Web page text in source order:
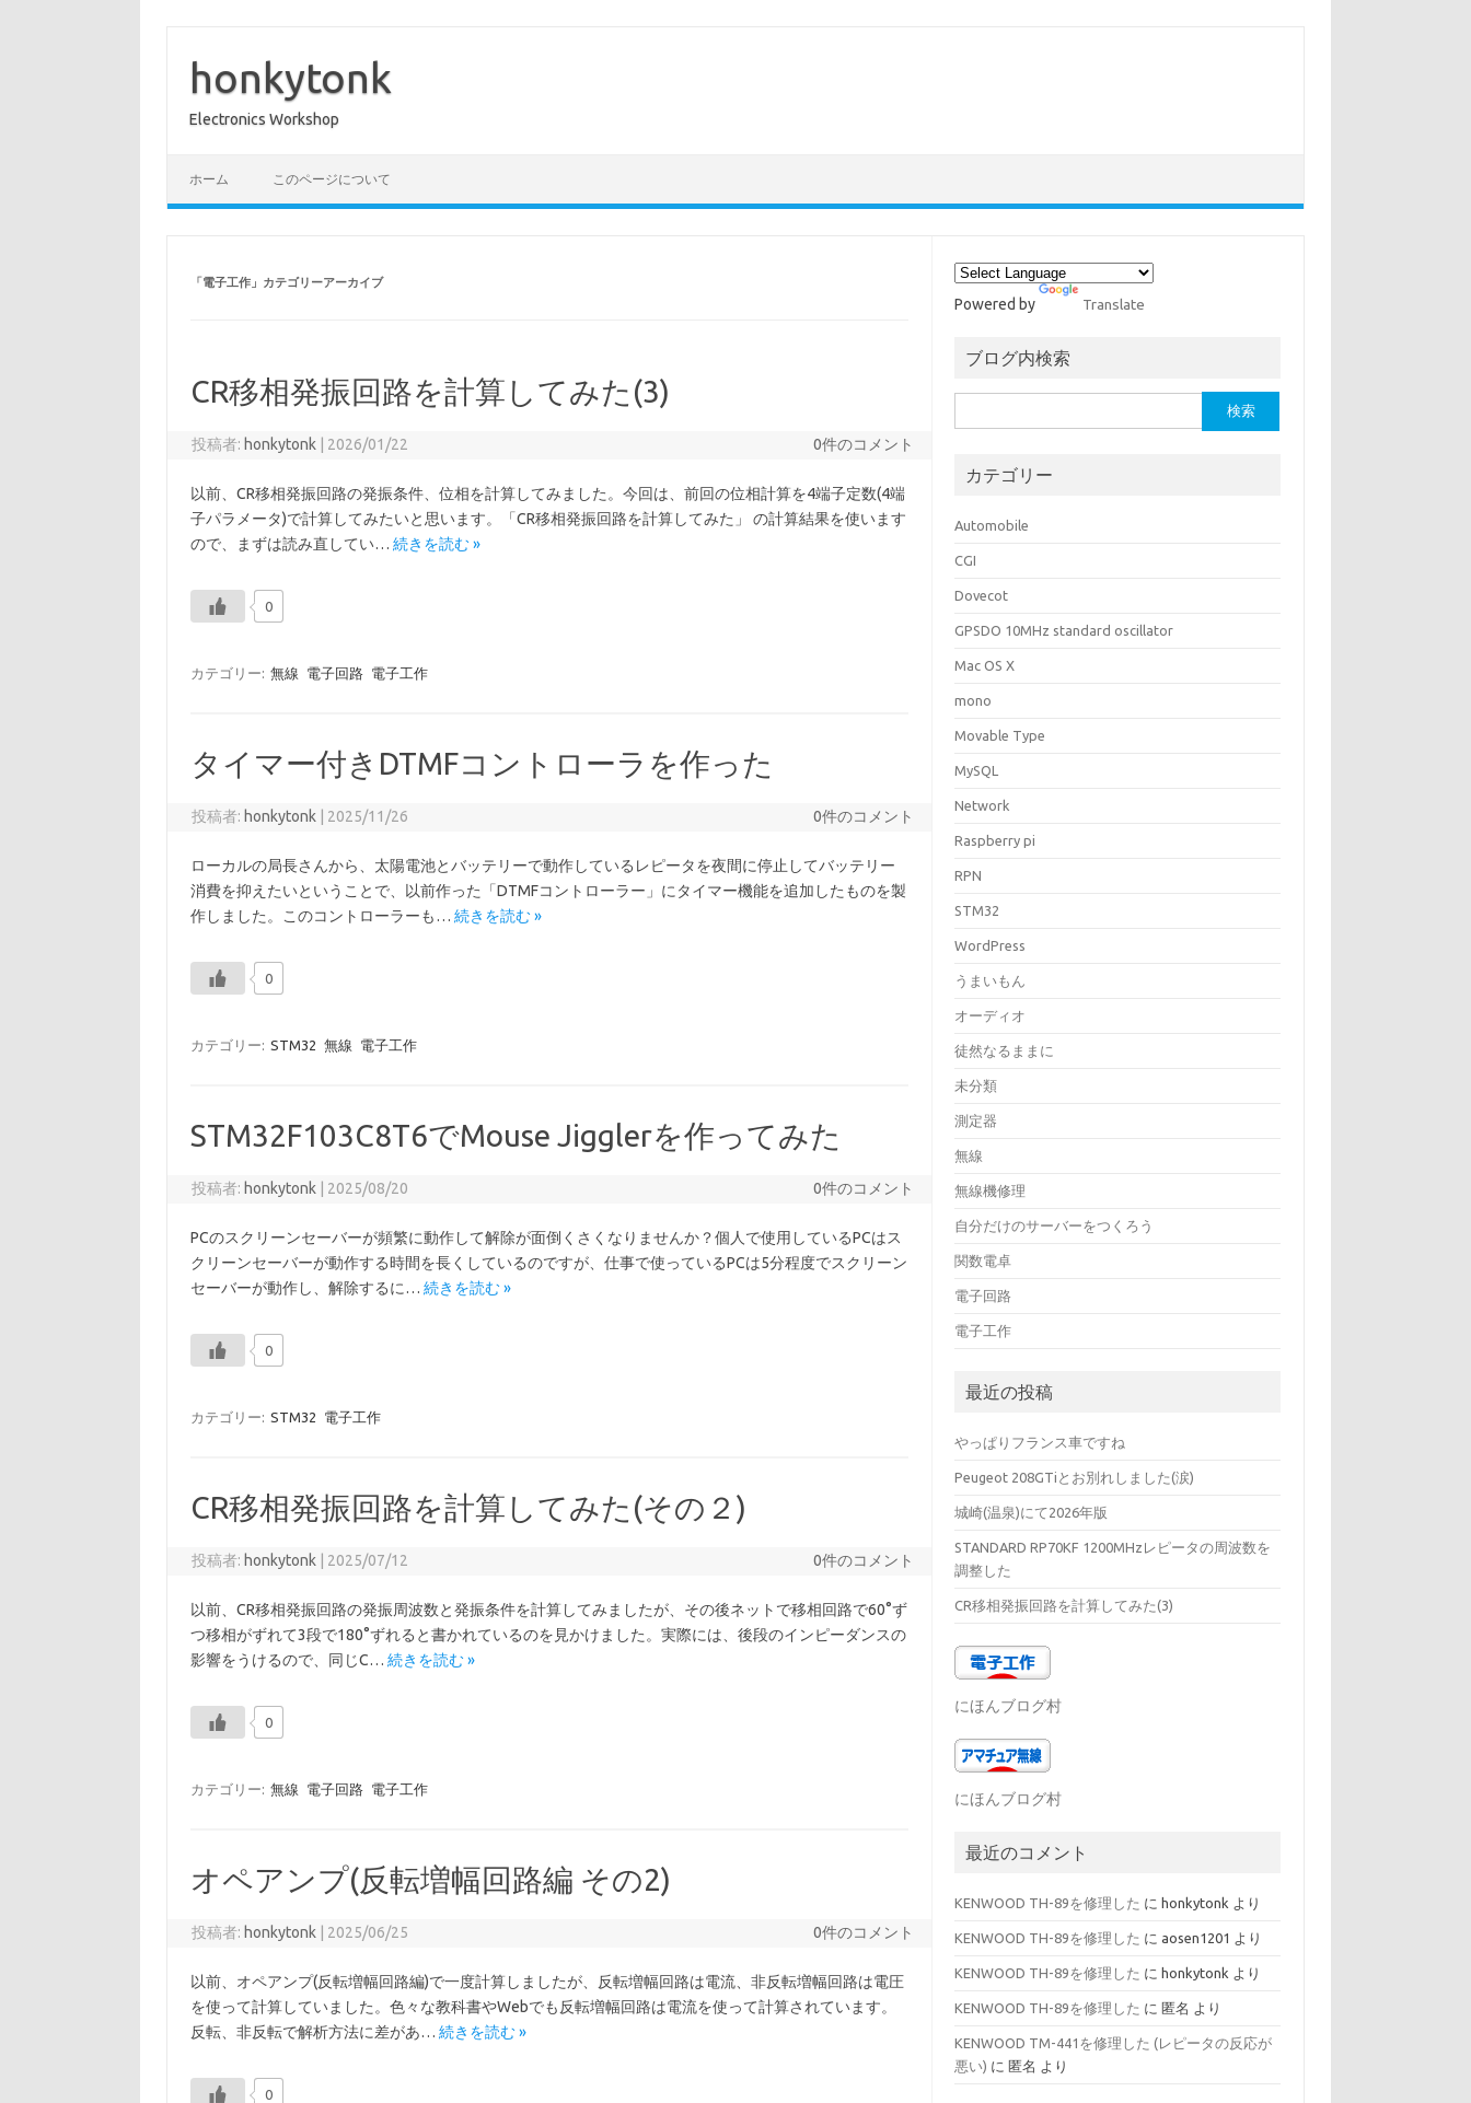
honkytonk
Electronics Workshop
ホーム このページについて
「電子工作」カテゴリーアーカイブ
CR移相発振回路を計算してみた(3)
投稿者: honkytonk 2026/01/22 0件のコメント
以前、CR移相発振回路の発振条件、位相を計算してみました。今回は、前回の位相計算を4端子定数(4端
子パラメータ)で計算してみたいと思います。「CR移相発振回路を計算してみた」 の計算結果を使います
ので、まずは読み直してい… 続きを読む »
0
カテゴリー: 無線 電子回路 電子工作
タイマー付きDTMFコントローラを作った
投稿者: honkytonk 2025/11/26 0件のコメント
ローカルの局長さんから、太陽電池とバッテリーで動作しているレピータを夜間に停止してバッテリー
消費を抑えたいということで、以前作った「DTMFコントローラー」にタイマー機能を追加したものを製
作しました。このコントローラーも… 続きを読む »
0
カテゴリー: STM32 無線 電子工作
STM32F103C8T6でMouse Jigglerを作ってみた
投稿者: honkytonk 2025/08/20 0件のコメント
PCのスクリーンセーバーが頻繁に動作して解除が面倒くさくなりませんか？個人で使用しているPCはス
クリーンセーバーが動作する時間を長くしているのですが、仕事で使っているPCは5分程度でスクリーン
セーバーが動作し、解除するに… 続きを読む »
0
カテゴリー: STM32 電子工作
CR移相発振回路を計算してみた(その２)
投稿者: honkytonk 2025/07/12 0件のコメント
以前、CR移相発振回路の発振周波数と発振条件を計算してみましたが、その後ネットで移相回路で60°ず
つ移相がずれて3段で180°ずれると書かれているのを見かけました。実際には、後段のインピーダンスの
影響をうけるので、同じC… 続きを読む »
0
カテゴリー: 無線 電子回路 電子工作
オペアンプ(反転増幅回路編 その2)
投稿者: honkytonk 2025/06/25 0件のコメント
以前、オペアンプ(反転増幅回路編)で一度計算しましたが、反転増幅回路は電流、非反転増幅回路は電圧
を使って計算していました。色々な教科書やWebでも反転増幅回路は電流を使って計算されています。
反転、非反転で解析方法に差があ… 続きを読む »
0
Powered by Translate
ブログ内検索
索:
カテゴリー
Automobile
CGI
Dovecot
GPSDO 10MHz standard oscillator
Mac OS X
mono
Movable Type
MySQL
Network
Raspberry pi
RPN
STM32
WordPress
うまいもん
オーディオ
徒然なるままに
未分類
測定器
無線
無線機修理
自分だけのサーバーをつくろう
関数電卓
電子回路
電子工作
最近の投稿
やっぱりフランス車ですね
Peugeot 208GTiとお別れしました(涙)
城崎(温泉)にて2026年版
STANDARD RP70KF 1200MHzレピータの周波数を
調整した
CR移相発振回路を計算してみた(3)
にほんブログ村
にほんブログ村
最近のコメント
KENWOOD TH-89を修理した に honkytonk より
KENWOOD TH-89を修理した に aosen1201 より
KENWOOD TH-89を修理した に honkytonk より
KENWOOD TH-89を修理した に 匿名 より
KENWOOD TM-441を修理した (レピータの反応が
悪い) に 匿名 より